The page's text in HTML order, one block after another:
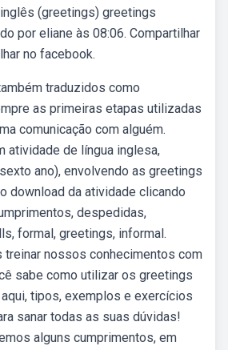
(greetings) greetings
por eliane às 08:06. Compartilhar
no facebook.
traduzidos como
as primeiras etapas utilizadas
comunicação com alguém.
atividade de língua inglesa,
ano), envolvendo as greetings
download da atividade clicando
despedidas,
formal, greetings, informal.
nossos conhecimentos com
sabe como utilizar os greetings
tipos, exemplos e exercícios
sanar todas as suas dúvidas!
alguns cumprimentos, em